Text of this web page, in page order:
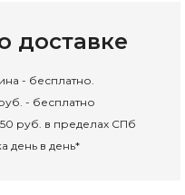
доставке
- бесплатно.
- бесплатно
руб. в пределах СПб
день в день*